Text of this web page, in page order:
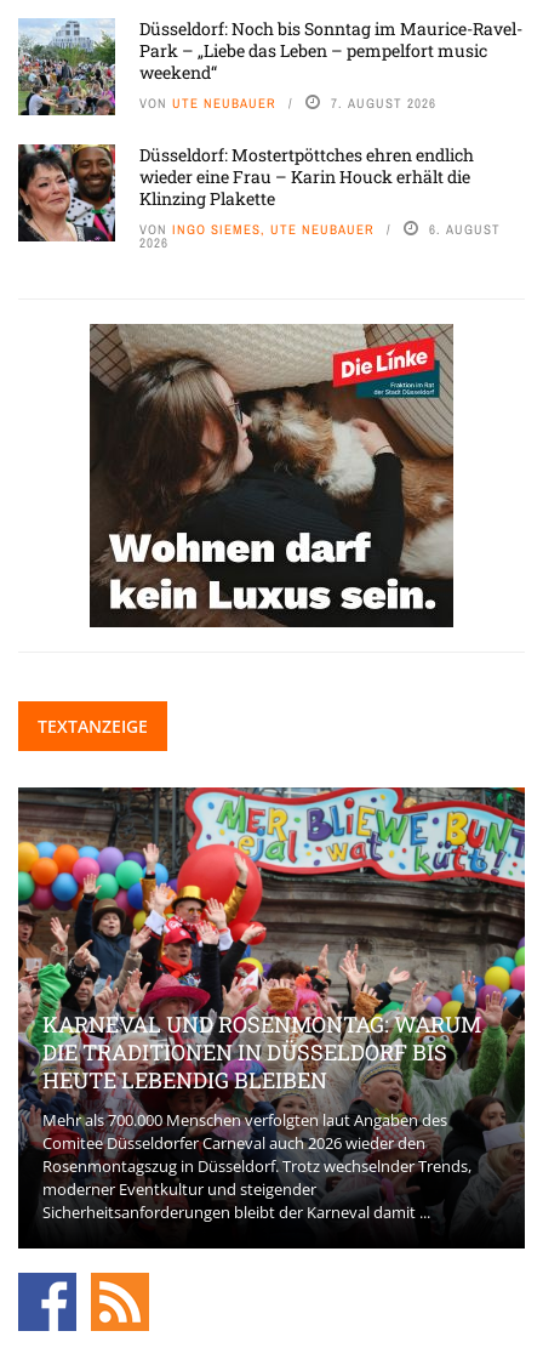
Düsseldorf: Noch bis Sonntag im Maurice-Ravel-
Park – „Liebe das Leben – pempelfort music
weekend“
VON UTE NEUBAUER 7. AUGUST 2026
Düsseldorf: Mostertpöttches ehren endlich
wieder eine Frau – Karin Houck erhält die
Klinzing Plakette
VON INGO SIEMES, UTE NEUBAUER 6. AUGUST
2026
TEXTANZEIGE
KARNEVAL UND ROSENMONTAG: WARUM
DIE TRADITIONEN IN DÜSSELDORF BIS
HEUTE LEBENDIG BLEIBEN
Mehr als 700.000 Menschen verfolgten laut Angaben des
Comitee Düsseldorfer Carneval auch 2026 wieder den
Rosenmontagszug in Düsseldorf. Trotz wechselnder Trends,
moderner Eventkultur und steigender
Sicherheitsanforderungen bleibt der Karneval damit ...